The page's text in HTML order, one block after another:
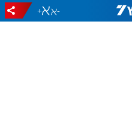
-
+